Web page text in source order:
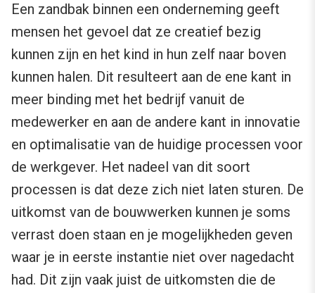
Een zandbak binnen een onderneming geeft
mensen het gevoel dat ze creatief bezig
kunnen zijn en het kind in hun zelf naar boven
kunnen halen. Dit resulteert aan de ene kant in
meer binding met het bedrijf vanuit de
medewerker en aan de andere kant in innovatie
en optimalisatie van de huidige processen voor
de werkgever. Het nadeel van dit soort
processen is dat deze zich niet laten sturen. De
uitkomst van de bouwwerken kunnen je soms
verrast doen staan en je mogelijkheden geven
waar je in eerste instantie niet over nagedacht
had. Dit zijn vaak juist de uitkomsten die de